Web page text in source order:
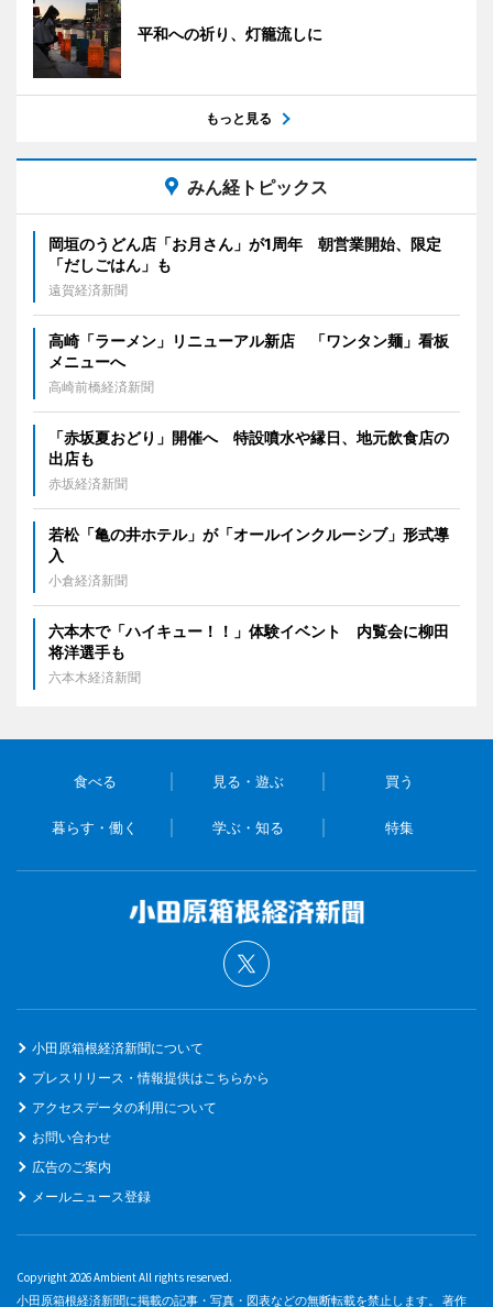
平和への祈り、灯籠流しに
もっと見る
みん経トピックス
岡垣のうどん店「お月さん」が1周年 朝営業開始、限定
「だしごはん」も
遠賀経済新聞
高崎「ラーメン」リニューアル新店 「ワンタン麺」看板
メニューへ
高崎前橋経済新聞
「赤坂夏おどり」開催へ 特設噴水や縁日、地元飲食店の
出店も
赤坂経済新聞
若松「亀の井ホテル」が「オールインクルーシブ」形式導
入
小倉経済新聞
六本木で「ハイキュー！！」体験イベント 内覧会に柳田
将洋選手も
六本木経済新聞
食べる 見る・遊ぶ 買う
暮らす・働く 学ぶ・知る 特集
小田原箱根経済新聞について
プレスリリース・情報提供はこちらから
アクセスデータの利用について
お問い合わせ
広告のご案内
メールニュース登録
Copyright 2026 Ambient All rights reserved.
小田原箱根経済新聞に掲載の記事・写真・図表などの無断転載を禁止します。 著作